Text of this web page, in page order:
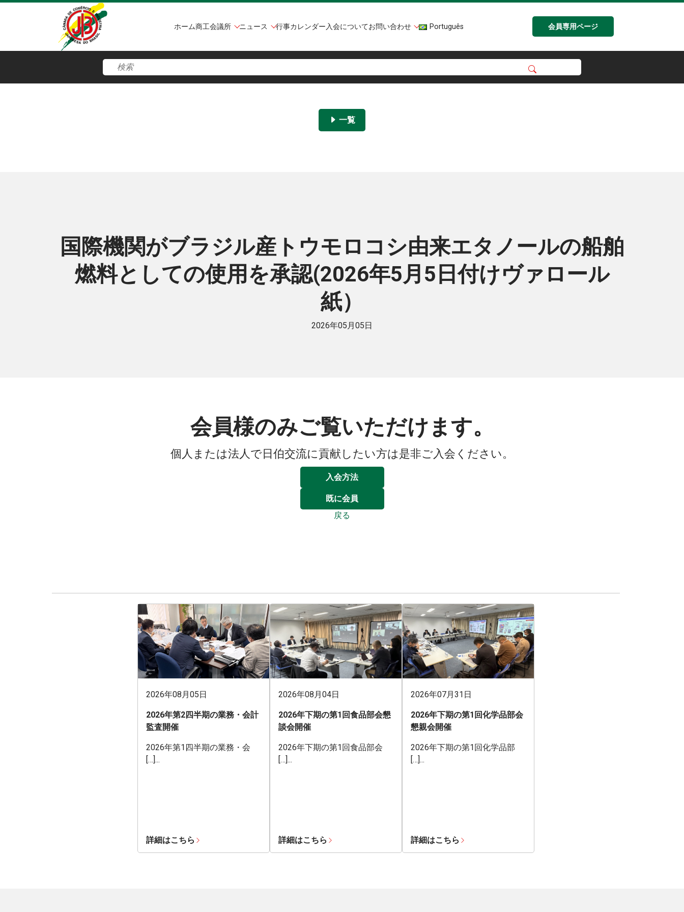
ホーム商工会議所 ニュース 行事カレンダー入会についてお問い合わせ Português 会員専用ページ
一覧
国際機関がブラジル産トウモロコシ由来エタノールの船舶
燃料としての使用を承認(2026年5月5日付けヴァロール
紙）
2026年05月05日
会員様のみご覧いただけます。
個人または法人で日伯交流に貢献したい方は是非ご入会ください。
入会方法
既に会員
戻る
2026年08月05日
2026年第2四半期の業務・会計
監査開催
2026年第1四半期の業務・会
[…]...
詳細はこちら
2026年08月04日
2026年下期の第1回食品部会懇
談会開催
2026年下期の第1回食品部会
[…]...
詳細はこちら
2026年07月31日
2026年下期の第1回化学品部会
懇親会開催
2026年下期の第1回化学品部
[…]...
詳細はこちら